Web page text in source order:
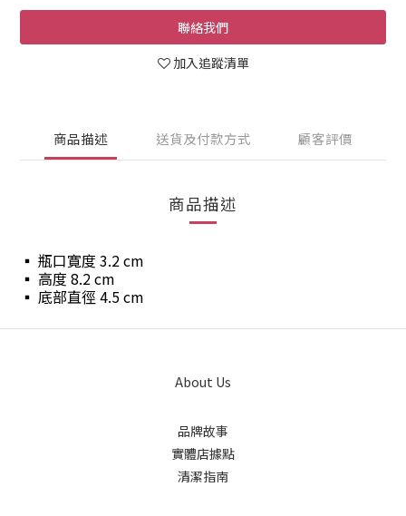
聯絡我們
加入追蹤清單
商品描述 送貨及付款方式 顧客評價
商品描述
▪︎ 瓶口寛度 3.2 cm
▪︎ 高度 8.2 cm
▪︎ 底部直徑 4.5 cm
About Us
品牌故事
實體店據點
清潔指南